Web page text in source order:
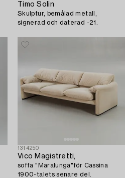
Timo Solin
Skulptur, bemålad metall,
signerad och daterad -21.
1314250
Vico Magistretti,
soffa "Maralunga"för Cassina
1900-talets senare del.